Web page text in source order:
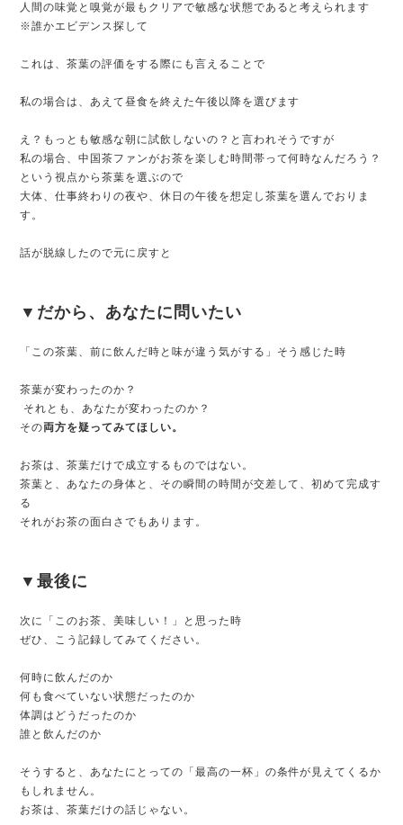
人間の味覚と嗅覚が最もクリアで敏感な状態であると考えられます
※誰かエビデンス探して
これは、茶葉の評価をする際にも言えることで
私の場合は、あえて昼食を終えた午後以降を選びます
え？もっとも敏感な朝に試飲しないの？と言われそうですが
私の場合、中国茶ファンがお茶を楽しむ時間帯って何時なんだろう？
という視点から茶葉を選ぶので
大体、仕事終わりの夜や、休日の午後を想定し茶葉を選んでおりま
す。
話が脱線したので元に戻すと
▼だから、あなたに問いたい
「この茶葉、前に飲んだ時と味が違う気がする」そう感じた時
茶葉が変わったのか？
それとも、あなたが変わったのか？
その両方を疑ってみてほしい。
お茶は、茶葉だけで成立するものではない。
茶葉と、あなたの身体と、その瞬間の時間が交差して、初めて完成す
る
それがお茶の面白さでもあります。
▼最後に
次に「このお茶、美味しい！」と思った時
ぜひ、こう記録してみてください。
何時に飲んだのか
何も食べていない状態だったのか
体調はどうだったのか
誰と飲んだのか
そうすると、あなたにとっての「最高の一杯」の条件が見えてくるか
もしれません。
お茶は、茶葉だけの話じゃない。